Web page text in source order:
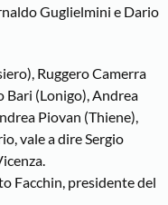
Guglielmini e Dario
Ruggero Camerra
Bari (Lonigo), Andrea
Piovan (Thiene),
vale a dire Sergio
Facchin, presidente del